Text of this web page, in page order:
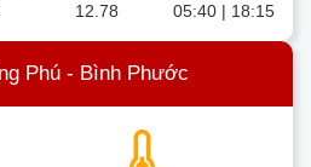
12.78
05:40 | 18:15
Phú - Bình Phước